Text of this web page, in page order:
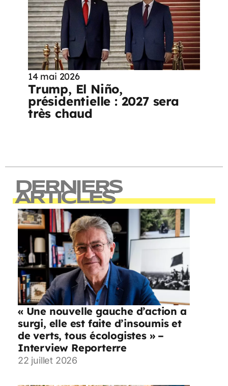
14 mai 2026
Trump, El Niño,
présidentielle : 2027 sera
très chaud
DERNIERS
ARTICLES
« Une nouvelle gauche d’action a
surgi, elle est faite d’insoumis et
de verts, tous écologistes » –
Interview Reporterre
22 juillet 2026